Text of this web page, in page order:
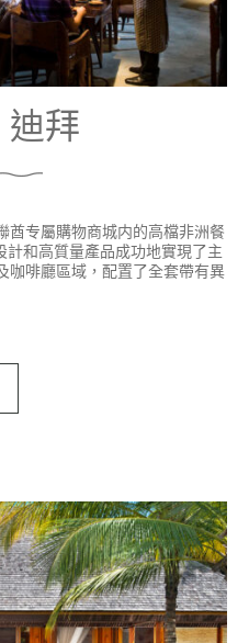
迪拜
酋专屬購物商城内的高檔非洲餐
計和高質量產品成功地實現了主
咖啡廳區域，配置了全套帶有異